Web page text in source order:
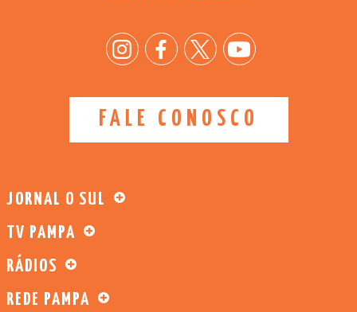
FALE CONOSCO
JORNAL O SUL
TV PAMPA
RÁDIOS
REDE PAMPA